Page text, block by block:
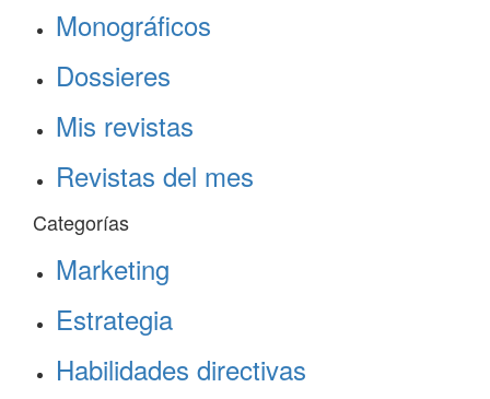
Monográficos
Dossieres
Mis revistas
Revistas del mes
Categorías
Marketing
Estrategia
Habilidades directivas